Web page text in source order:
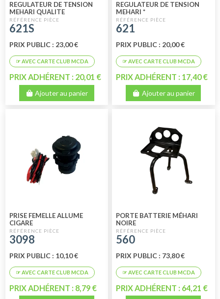
REGULATEUR DE TENSION
MEHARI QUALITE
SUPERIEURE
621S
PRIX PUBLIC : 23,00 €
PRIX ADHÉRENT : 20,01 €
Ajouter au panier
REGULATEUR DE TENSION
MEHARI *
621
PRIX PUBLIC : 20,00 €
PRIX ADHÉRENT : 17,40 €
Ajouter au panier
PRISE FEMELLE ALLUME
CIGARE
3098
PRIX PUBLIC : 10,10 €
PRIX ADHÉRENT : 8,79 €
PORTE BATTERIE MÉHARI
NOIRE
560
PRIX PUBLIC : 73,80 €
PRIX ADHÉRENT : 64,21 €